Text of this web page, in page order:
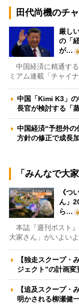
田代尚機のチ
厳し
の「
が…
中国経済に精通す
ミアム連載「チャイ
中国「Kimi K3」
長官が検討する「
中国経済“予想外
方針の修正で成長
「みんなで大
《つ
ん」
ら…
本誌『週刊ポスト
大家さん」がいよい
【独走スクープ・
ジェクト”の計画
【追及スクープ・
明かされる柳瀬健